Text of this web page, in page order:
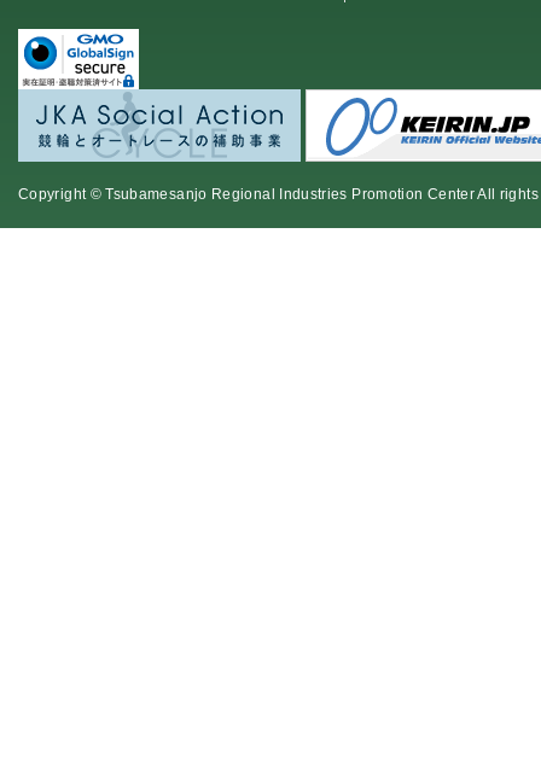
Copyright © Tsubamesanjo Regional Industries Promotion Center All